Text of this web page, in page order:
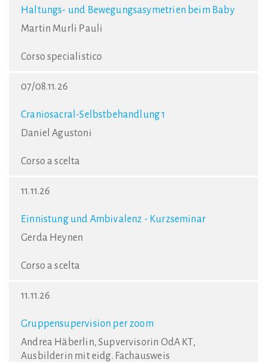
Haltungs- und Bewegungsasymetrien beim Baby
Martin Murli Pauli
Corso specialistico
07/08.11.26
Craniosacral-Selbstbehandlung 1
Daniel Agustoni
Corso a scelta
11.11.26
Einnistung und Ambivalenz - Kurzseminar
Gerda Heynen
Corso a scelta
11.11.26
Gruppensupervision per zoom
Andrea Häberlin, Supvervisorin OdA KT,
Ausbilderin mit eidg. Fachausweis